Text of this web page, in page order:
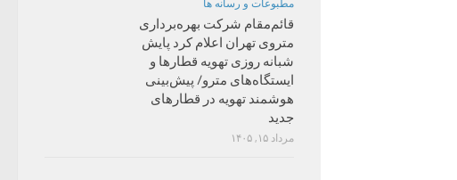
مطبوعات و رسانه ها
قائم‌مقام شرکت بهره‌برداری
متروی تهران اعلام کرد پایش
شبانه روزی تهویه قطارها و
ایستگاه‌های مترو/ پیش‌بینی
هوشمند تهویه در قطارهای
جدید
مرداد ۱۵, ۱۴۰۵